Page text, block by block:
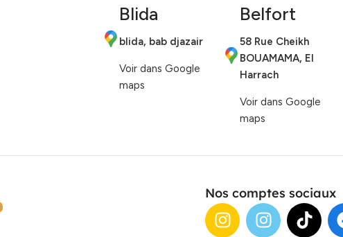
Blida
blida, bab djazair
Voir dans Google
maps
Belfort
58 Rue Cheikh
BOUAMAMA, El
Harrach
Voir dans Google
maps
Nos comptes sociaux